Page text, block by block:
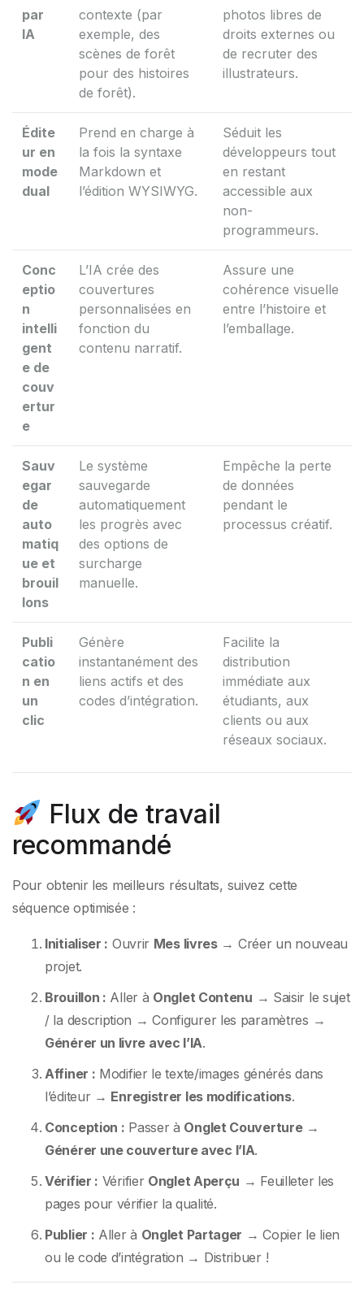
par
IA
contexte (par
exemple, des
scènes de forêt
pour des histoires
de forêt).
photos libres de
droits externes ou
de recruter des
illustrateurs.
Édite
ur en
mode
dual
Prend en charge à
la fois la syntaxe
Markdown et
l’édition WYSIWYG.
Séduit les
développeurs tout
en restant
accessible aux
non-
programmeurs.
Conc
eptio
n
intelli
gent
e de
couv
ertur
e
L’IA crée des
couvertures
personnalisées en
fonction du
contenu narratif.
Assure une
cohérence visuelle
entre l’histoire et
l’emballage.
Sauv
egar
de
auto
matiq
ue et
brouil
lons
Le système
sauvegarde
automatiquement
les progrès avec
des options de
surcharge
manuelle.
Empêche la perte
de données
pendant le
processus créatif.
Publi
catio
n en
un
clic
Génère
instantanément des
liens actifs et des
codes d’intégration.
Facilite la
distribution
immédiate aux
étudiants, aux
clients ou aux
réseaux sociaux.
Flux de travail
recommandé
Pour obtenir les meilleurs résultats, suivez cette
séquence optimisée :
Initialiser : Ouvrir Mes livres→ Créer un nouveau
projet.
Brouillon : Aller à Onglet Contenu → Saisir le sujet
/ la description → Configurer les paramètres →
Générer un livre avec l’IA.
Affiner : Modifier le texte/images générés dans
l’éditeur → Enregistrer les modifications.
Conception : Passer à Onglet Couverture→
Générer une couverture avec l’IA.
Vérifier : Vérifier Onglet Aperçu → Feuilleter les
pages pour vérifier la qualité.
Publier : Aller à Onglet Partager → Copier le lien
ou le code d’intégration → Distribuer !